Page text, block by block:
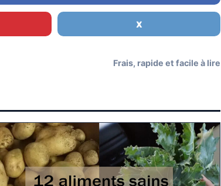
X
Frais, rapide et facile à lire